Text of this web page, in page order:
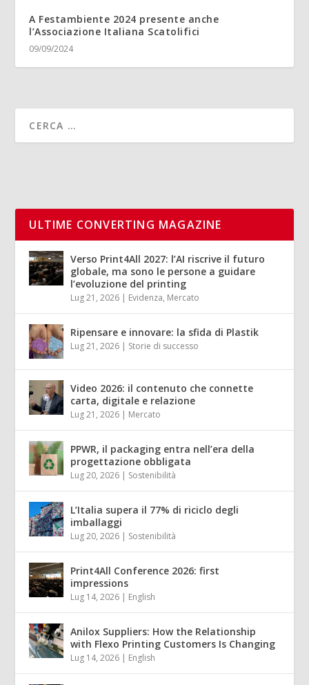
A Festambiente 2024 presente anche
l’Associazione Italiana Scatolifici
09/09/2024
ULTIME CONVERTING MAGAZINE
Verso Print4All 2027: l’AI riscrive il futuro
globale, ma sono le persone a guidare
l’evoluzione del printing
Lug 21, 2026 | Evidenza, Mercato
Ripensare e innovare: la sfida di Plastik
Lug 21, 2026 | Storie di successo
Video 2026: il contenuto che connette
carta, digitale e relazione
Lug 21, 2026 | Mercato
PPWR, il packaging entra nell’era della
progettazione obbligata
Lug 20, 2026 | Sostenibilità
L’Italia supera il 77% di riciclo degli
imballaggi
Lug 20, 2026 | Sostenibilità
Print4All Conference 2026: first
impressions
Lug 14, 2026 | English
Anilox Suppliers: How the Relationship
with Flexo Printing Customers Is Changing
Lug 14, 2026 | English